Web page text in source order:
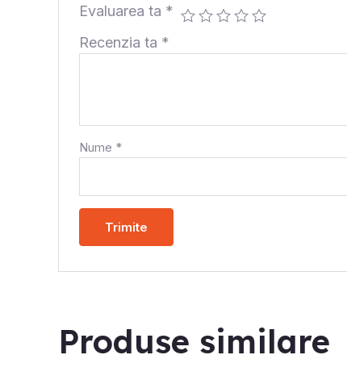
Evaluarea ta *
Recenzia ta *
Nume *
Produse similare